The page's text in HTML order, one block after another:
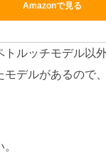
Amazonで見る
トルッチモデル以
デルがあるので、